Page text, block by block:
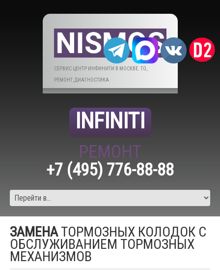
СЕРВИС ЦЕНТР ИНФИНИТИ В МОСКВЕ. ТО,
РЕМОНТ, ДИАГНОСТИКА.
INFINITI
РЕМОНТ
+7 (495) 776-88-88
ЗАМЕНАТОРМОЗНЫХ КОЛОДОК С
ОБСЛУЖИВАНИЕМ ТОРМОЗНЫХ
МЕХАНИЗМОВ